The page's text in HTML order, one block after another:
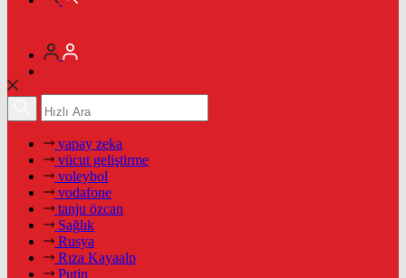
yapay zeka
vücut geliştirme
voleybol
vodafone
tanju özcan
Sağlık
Rusya
Rıza Kayaalp
Putin